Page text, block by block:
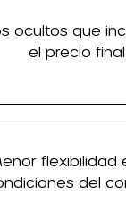
ocultos que
el precio final
flexibilidad
del